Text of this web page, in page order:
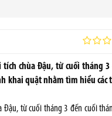
chùa Đậu, từ cuối tháng
khai quật nhằm tìm hiểu
từ cuối tháng 3 đến cuối